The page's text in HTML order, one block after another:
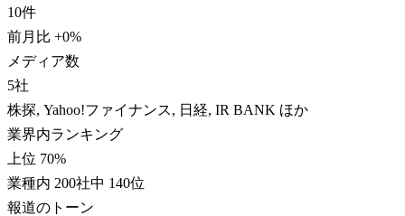
10件
前月比 +0%
メディア数
5社
株探, Yahoo!ファイナンス, 日経, IR BANK ほか
業界内ランキング
上位 70%
業種内 200社中 140位
報道のトーン